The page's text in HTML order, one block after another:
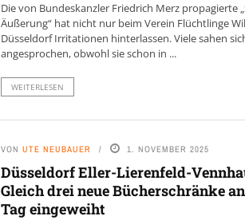
Die von Bundeskanzler Friedrich Merz propagierte
Äußerung“ hat nicht nur beim Verein Flüchtlinge
Düsseldorf Irritationen hinterlassen. Viele sahen
angesprochen, obwohl sie schon in ...
WEITERLESEN
VON UTE NEUBAUER 1. NOVEMBER 2025
Düsseldorf Eller-Lierenfeld-
Gleich drei neue Bücherschränke
Tag eingeweiht